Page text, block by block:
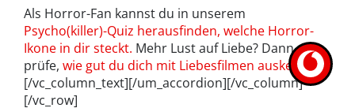
Als Horror-Fan kannst du in unserem
Psycho(killer)-Quiz herausfinden, welche Horror-
Ikone in dir steckt. Mehr Lust auf Liebe? Dann
prüfe, wie gut du dich mit Liebesfilmen auskennst
[/vc_column_text][/um_accordion][/vc_column]
[/vc_row]